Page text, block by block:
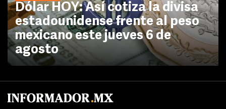
Dólar HOY: Así cotiza la divisa
estadounidense frente al peso
mexicano este jueves 6 de
agosto